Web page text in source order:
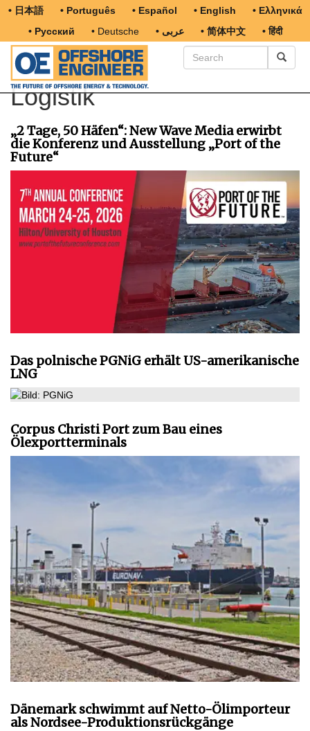
• 日本語 • Português • Español • English
• Ελληνικά
• Русский
• Deutsche • عربى • 简体中文 • हिंदी
Logistik
„2 Tage, 50 Häfen“: New Wave Media erwirbt
die Konferenz und Ausstellung „Port of the
Future“
Das polnische PGNiG erhält US-amerikanische
LNG
Corpus Christi Port zum Bau eines
Ölexportterminals
Dänemark schwimmt auf Netto-Ölimporteur
als Nordsee-Produktionsrückgänge